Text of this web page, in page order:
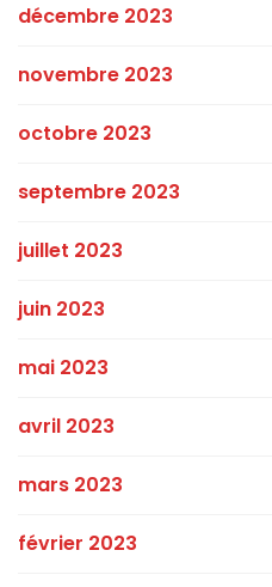
décembre 2023
novembre 2023
octobre 2023
septembre 2023
juillet 2023
juin 2023
mai 2023
avril 2023
mars 2023
février 2023